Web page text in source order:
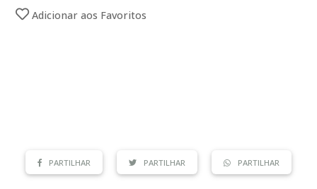
Adicionar aos Favoritos
PARTILHAR PARTILHAR PARTILHAR